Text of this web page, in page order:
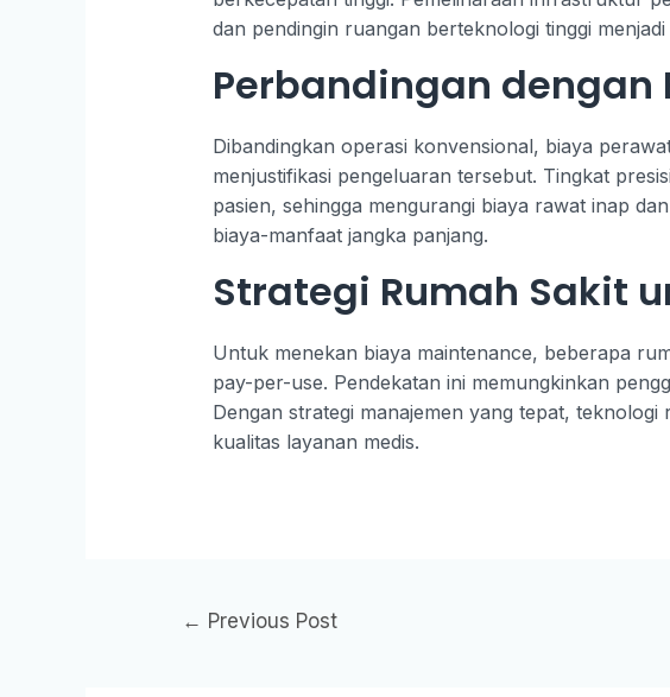
dan pendingin ruangan berteknologi tinggi
Perbandingan dengan
Dibandingkan operasi konvensional, biaya
menjustifikasi pengeluaran tersebut. Tingkat
pasien, sehingga mengurangi biaya rawat inap
biaya-manfaat jangka panjang.
Strategi Rumah Sakit
Untuk menekan biaya maintenance, beberapa
pay-per-use. Pendekatan ini memungkinkan
Dengan strategi manajemen yang tepat,
kualitas layanan medis.
← Previous Post